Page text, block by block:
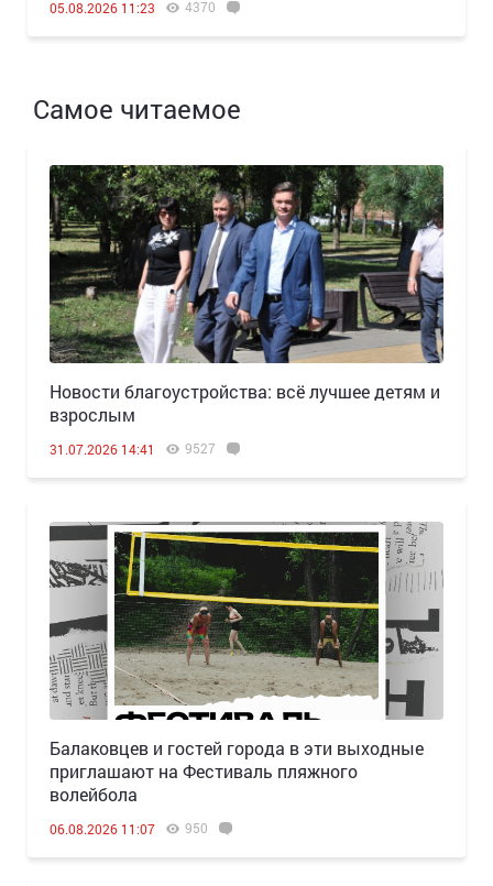
05.08.2026 11:23 4370
Самое читаемое
Новости благоустройства: всё лучшее детям и
взрослым
31.07.2026 14:41 9527
Балаковцев и гостей города в эти выходные
приглашают на Фестиваль пляжного
волейбола
06.08.2026 11:07 950